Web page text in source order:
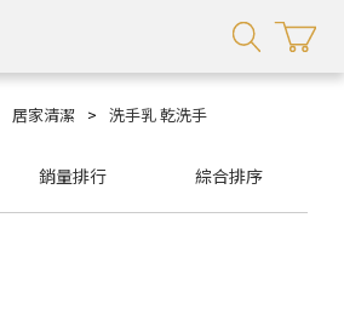
居家清潔 > 洗手乳 乾洗手
銷量排行 綜合排序